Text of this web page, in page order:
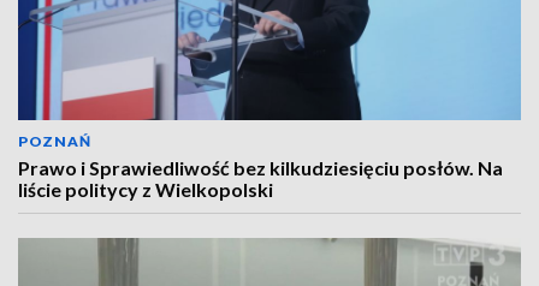
POZNAŃ
Prawo i Sprawiedliwość bez kilkudziesięciu posłów. Na
liście politycy z Wielkopolski